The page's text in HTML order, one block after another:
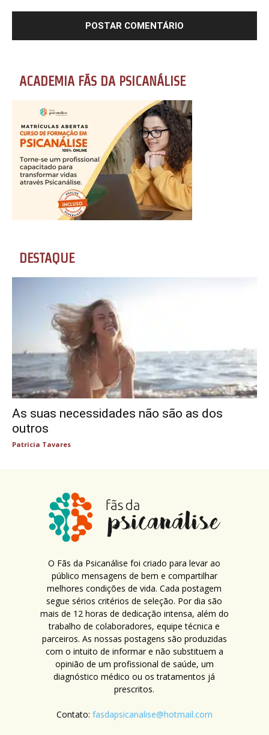
ACADEMIA FÃS DA PSICANÁLISE
DESTAQUE
As suas necessidades não são as dos
outros
Patricia Tavares
O Fãs da Psicanálise foi criado para levar ao
público mensagens de bem e compartilhar
melhores condições de vida. Cada postagem
segue sérios critérios de seleção. Por dia são
mais de 12 horas de dedicação intensa, além do
trabalho de colaboradores, equipe técnica e
parceiros. As nossas postagens são produzidas
com o intuito de informar e não substituem a
opinião de um profissional de saúde, um
diagnóstico médico ou os tratamentos já
prescritos.
Contato: fasdapsicanalise@hotmail.com